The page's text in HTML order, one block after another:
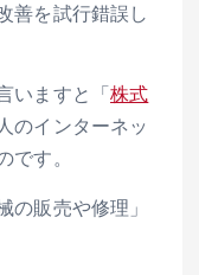
善を試行錯誤し
いますと「株式
のインターネッ
です。
の販売や修理」